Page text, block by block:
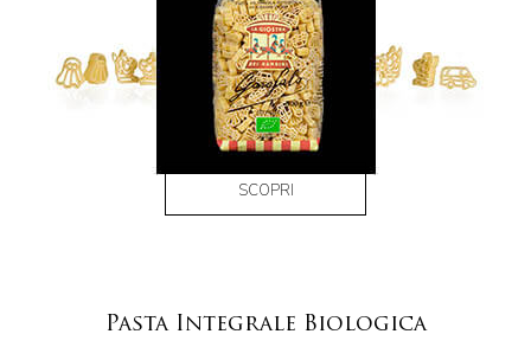
SCOPRI
Pasta Integrale Biologica